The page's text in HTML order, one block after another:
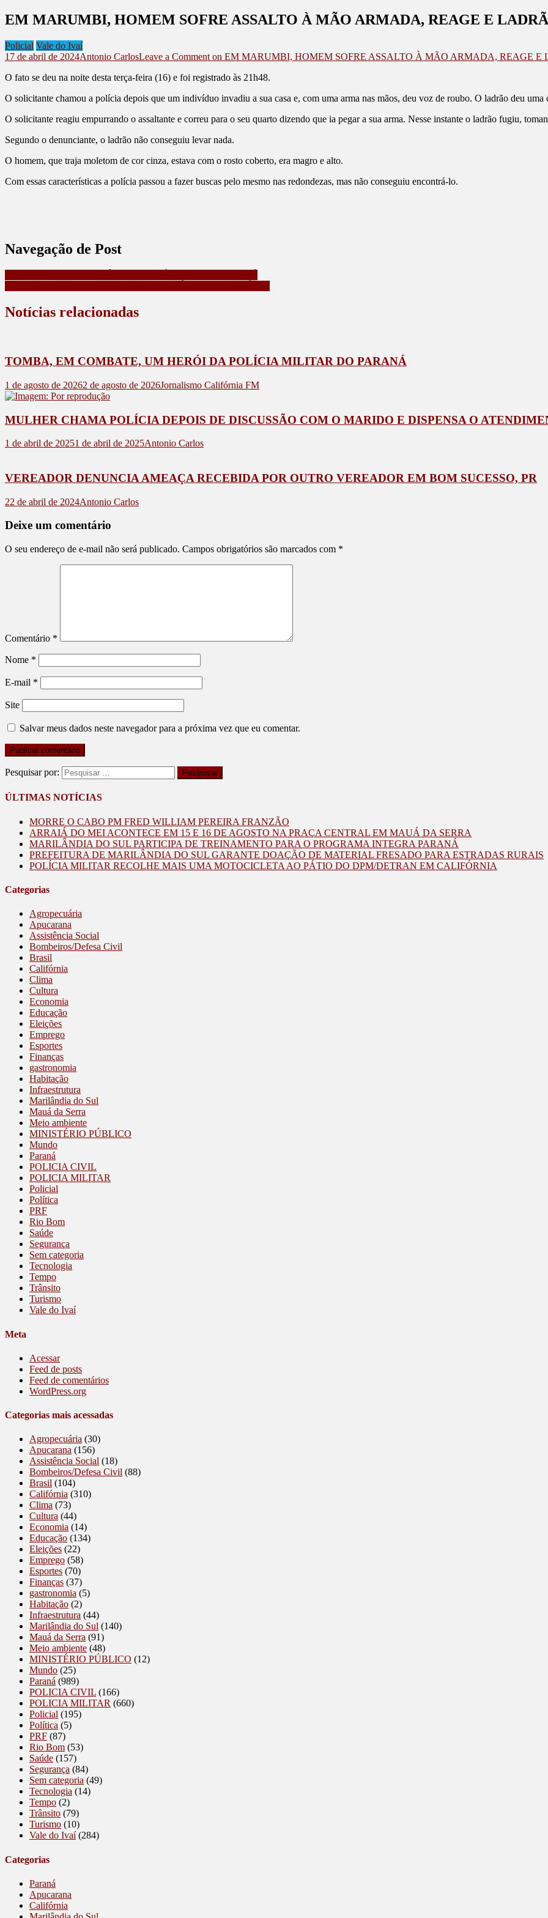
EM MARUMBI, HOMEM SOFRE ASSALTO À MÃO ARMADA, REAGE E
Policial Vale do Ivaí
17 de abril de 2024Antonio CarlosLeave a Comment on EM MARUMBI, HOMEM SOFRE ASSALTO À MÃO ARMADA, REAGE E
O fato se deu na noite desta terça-feira (16) e foi registrado às 21h48.
O solicitante chamou a polícia depois que um indivíduo invadiu a sua casa e, com uma arma nas mãos, deu voz de roubo. O ladrão deu
O solicitante reagiu empurrando o assaltante e correu para o seu quarto dizendo que ia pegar a sua arma. Nesse instante o ladrão fugiu,
Segundo o denunciante, o ladrão não conseguiu levar nada.
O homem, que traja moletom de cor cinza, estava com o rosto coberto, era magro e alto.
Com essas características a polícia passou a fazer buscas pelo mesmo nas redondezas, mas não conseguiu encontrá-lo.
Navegação de Post
Notícias relacionadas
TOMBA, EM COMBATE, UM HERÓI DA POLÍCIA MILITAR DO PARANÁ
1 de agosto de 20262 de agosto de 2026Jornalismo Califórnia FM
MULHER CHAMA POLÍCIA DEPOIS DE DISCUSSÃO COM O MARIDO E DISPENSA O
1 de abril de 20251 de abril de 2025Antonio Carlos
VEREADOR DENUNCIA AMEAÇA RECEBIDA POR OUTRO VEREADOR EM BOM SUCESSO, PR
22 de abril de 2024Antonio Carlos
Deixe um comentário
O seu endereço de e-mail não será publicado. Campos obrigatórios são marcados com *
Comentário *
Nome *
E-mail *
Site
Salvar meus dados neste navegador para a próxima vez que eu comentar.
Pesquisar por:
ÚLTIMAS NOTÍCIAS
MORRE O CABO PM FRED WILLIAM PEREIRA FRANZÃO
ARRAIÁ DO MEI ACONTECE EM 15 E 16 DE AGOSTO NA PRAÇA CENTRAL EM MAUÁ DA SERRA
MARILÂNDIA DO SUL PARTICIPA DE TREINAMENTO PARA O PROGRAMA INTEGRA PARANÁ
PREFEITURA DE MARILÂNDIA DO SUL GARANTE DOAÇÃO DE MATERIAL FRESADO PARA ESTRADAS RURAIS
POLÍCIA MILITAR RECOLHE MAIS UMA MOTOCICLETA AO PÁTIO DO DPM/DETRAN EM CALIFÓRNIA
Categorias
Agropecuária
Apucarana
Assistência Social
Bombeiros/Defesa Civil
Brasil
Califórnia
Clima
Cultura
Economia
Educação
Eleições
Emprego
Esportes
Finanças
gastronomia
Habitação
Infraestrutura
Marilândia do Sul
Mauá da Serra
Meio ambiente
MINISTÉRIO PÚBLICO
Mundo
Paraná
POLICIA CIVIL
POLICIA MILITAR
Policial
Política
PRF
Rio Bom
Saúde
Segurança
Sem categoria
Tecnologia
Tempo
Trânsito
Turismo
Vale do Ivaí
Meta
Acessar
Feed de posts
Feed de comentários
WordPress.org
Categorias mais acessadas
Agropecuária (30)
Apucarana (156)
Assistência Social (18)
Bombeiros/Defesa Civil (88)
Brasil (104)
Califórnia (310)
Clima (73)
Cultura (44)
Economia (14)
Educação (134)
Eleições (22)
Emprego (58)
Esportes (70)
Finanças (37)
gastronomia (5)
Habitação (2)
Infraestrutura (44)
Marilândia do Sul (140)
Mauá da Serra (91)
Meio ambiente (48)
MINISTÉRIO PÚBLICO (12)
Mundo (25)
Paraná (989)
POLICIA CIVIL (166)
POLICIA MILITAR (660)
Policial (195)
Política (5)
PRF (87)
Rio Bom (53)
Saúde (157)
Segurança (84)
Sem categoria (49)
Tecnologia (14)
Tempo (2)
Trânsito (79)
Turismo (10)
Vale do Ivaí(284)
Categorias
Paraná
Apucarana
Califórnia